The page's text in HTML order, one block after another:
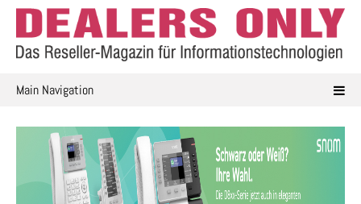
Skip
content
Main Navigation